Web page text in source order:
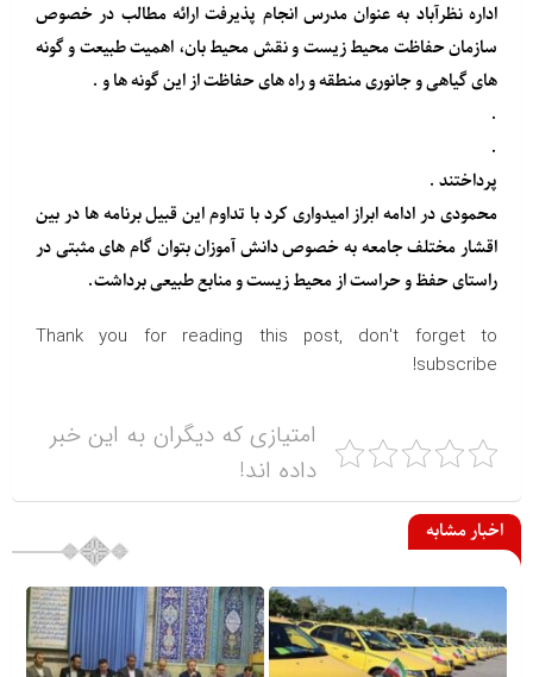
اداره نظرآباد به عنوان مدرس انجام پذیرفت ارائه مطالب در خصوص
سازمان حفاظت محیط زیست و نقش محیط بان، اهمیت طبیعت و گونه
های گیاهی و جانوری منطقه و راه های حفاظت از این گونه ها و .
.
.
پرداختند .
محمودی در ادامه ابراز امیدواری کرد با تداوم این قبیل برنامه ها در بین
اقشار مختلف جامعه به خصوص دانش آموزان بتوان گام های مثبتی در
راستای حفظ و حراست از محیط زیست و منابع طبیعی برداشت.
Thank you for reading this post, don't forget to
subscribe!
امتیازی که دیگران به این خبر
داده اند!
اخبار مشابه